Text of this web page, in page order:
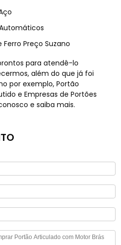
Preço Suzano
para atendê-lo
além do que já foi
por exemplo, Portão
e Empresas de Portões
e saiba mais.